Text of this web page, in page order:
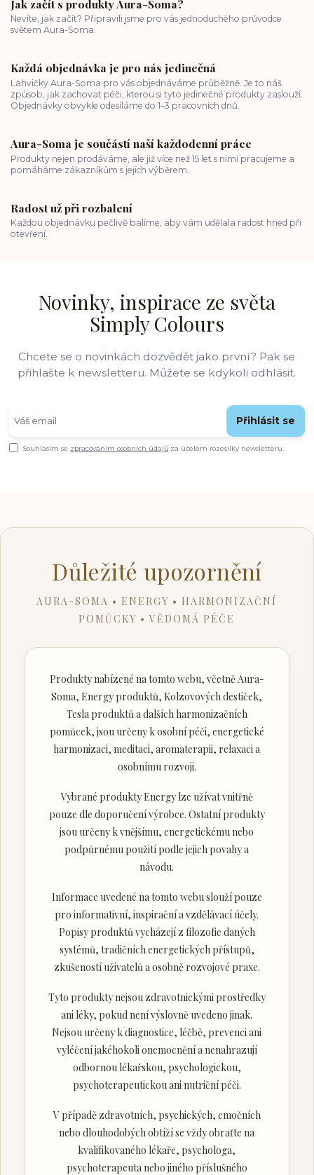
Jak začít s produkty Aura-Soma?
Nevíte, jak začít? Připravili jsme pro vás jednoduchého průvodce
světem Aura-Soma.
Každá objednávka je pro nás jedinečná
Lahvičky Aura-Soma pro vás objednáváme průběžně. Je to náš
způsob, jak zachovat péči, kterou si tyto jedinečné produkty zaslouží.
Objednávky obvykle odesíláme do 1–3 pracovních dnů.
Aura-Soma je součástí naší každodenní práce
Produkty nejen prodáváme, ale již více než 15 let s nimi pracujeme a
pomáháme zákazníkům s jejich výběrem.
Radost už při rozbalení
Každou objednávku pečlivě balíme, aby vám udělala radost hned při
otevření.
Novinky, inspirace ze světa
Simply Colours
Chcete se o novinkách dozvědět jako první? Pak se
přihlašte k newsletteru. Můžete se kdykoli odhlásit.
Přihlásit se
Souhlasím se zpracováním osobních údajů za účelem rozesílky newsletteru.
Důležité upozornění
AURA-SOMA • ENERGY • HARMONIZAČNÍ
POMŮCKY • VĚDOMÁ PÉČE
Produkty nabízené na tomto webu, včetně Aura-
Soma, Energy produktů, Kolzovových destiček,
Tesla produktů a dalších harmonizačních
pomůcek, jsou určeny k osobní péči, energetické
harmonizaci, meditaci, aromaterapii, relaxaci a
osobnímu rozvoji.
Vybrané produkty Energy lze užívat vnitřně
pouze dle doporučení výrobce. Ostatní produkty
jsou určeny k vnějšímu, energetickému nebo
podpůrnému použití podle jejich povahy a
návodu.
Informace uvedené na tomto webu slouží pouze
pro informativní, inspirační a vzdělávací účely.
Popisy produktů vycházejí z filozofie daných
systémů, tradičních energetických přístupů,
zkušeností uživatelů a osobně rozvojové praxe.
Tyto produkty nejsou zdravotnickými prostředky
ani léky, pokud není výslovně uvedeno jinak.
Nejsou určeny k diagnostice, léčbě, prevenci ani
vyléčení jakéhokoli onemocnění a nenahrazují
odbornou lékařskou, psychologickou,
psychoterapeutickou ani nutriční péči.
V případě zdravotních, psychických, emočních
nebo dlouhodobých obtíží se vždy obraťte na
kvalifikovaného lékaře, psychologa,
psychoterapeuta nebo jiného příslušného